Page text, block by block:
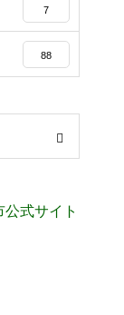
7
88
式サイト